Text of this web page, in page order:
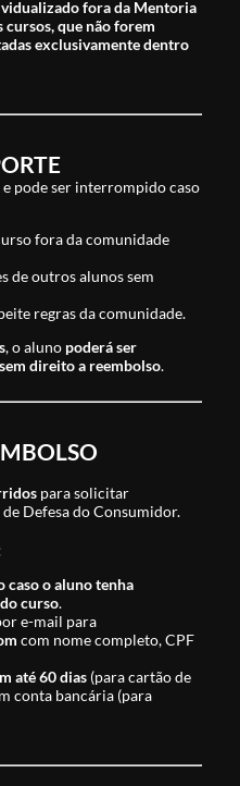
fora da Mentoria
cursos, que não forem
exclusivamente dentro
e pode ser interrompido caso
fora da comunidade
de outros alunos sem
regras da comunidade.
, o aluno poderá ser
direito a reembolso.
para solicitar
Defesa do Consumidor.
caso o aluno tenha
curso.
e-mail para
com nome completo, CPF
até 60 dias (para cartão de
conta bancária (para